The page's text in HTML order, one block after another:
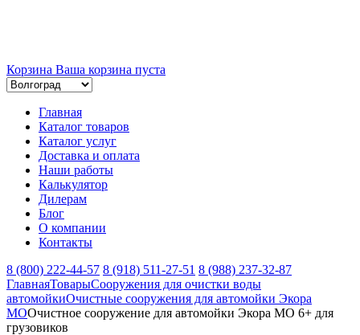
Корзина Ваша корзина пуста
Главная
Каталог товаров
Каталог услуг
Доставка и оплата
Наши работы
Калькулятор
Дилерам
Блог
О компании
Контакты
8 (800) 222-44-57 8 (918) 511-27-51 8 (988) 237-32-87
ГлавнаяТоварыСооружения для очистки воды
автомойкиОчистные сооружения для автомойки Экора
МООчистное сооружение для автомойки Экора МО 6+ для
грузовиков